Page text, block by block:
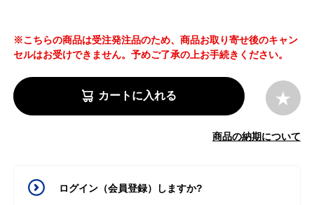
※こちらの商品は受注発注品のため、商品お取り寄せ後のキャン
セルはお受けできません。予めご了承の上お手続きください。
カートに入れる
商品の納期について
ログイン（会員登録）しますか?